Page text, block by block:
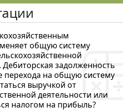
общую систему
Дебиторская задолженность
перехода на общую систему
выручкой от
деятельности или
налогом на прибыль?